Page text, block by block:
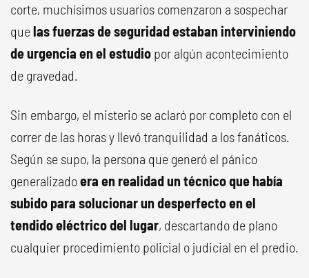
corte, muchísimos usuarios comenzaron a sospechar
quelas fuerzas de seguridad estaban interviniendo
de urgencia en el estudio por algún acontecimiento
de gravedad.
Sin embargo, el misterio se aclaró por completo con el
correr de las horas y llevó tranquilidad a los fanáticos.
Según se supo, la persona que generó el pánico
generalizadoera en realidad un técnico que había
subido para solucionar un desperfecto en el
tendido eléctrico del lugar, descartando de plano
cualquier procedimiento policial o judicial en el predio.